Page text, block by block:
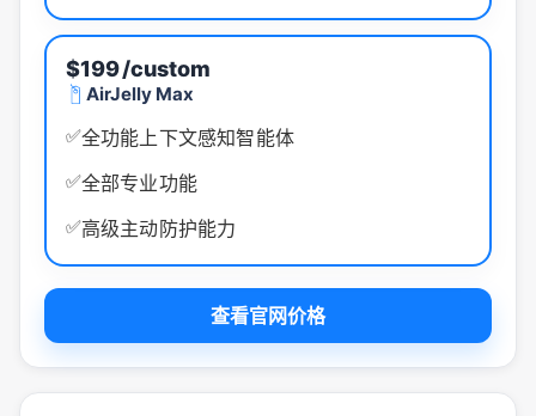
$199/custom
AirJelly Max
✅全功能上下文感知智能体
✅全部专业功能
✅高级主动防护能力
查看官网价格